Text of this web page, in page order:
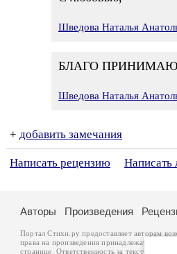
Шведова Наталья
БЛАГО
Шведова Наталья
+ добавить замечания
Написать рецензию Написать
Авторы Произведения
Портал Стихи.ру предоставляет авторам
права на произведения принадлежат
странице. Ответственность за тексты